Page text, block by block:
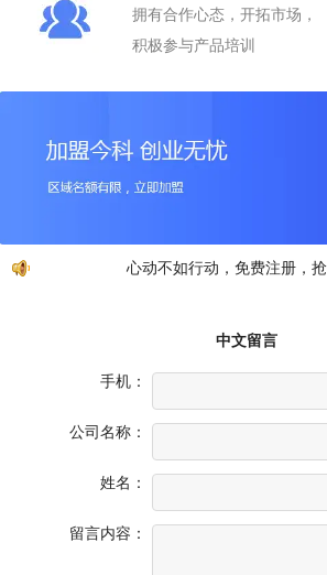
拥有合作心态，开拓市场，
积极参与产品培训
心动不如行动，免费注册，抢
中文留言
手机：
公司名称：
姓名：
留言内容：